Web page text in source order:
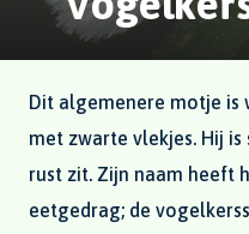
Dit algemenere motje is
met zwarte vlekjes. Hij
rust zit. Zijn naam heeft
eetgedrag; de